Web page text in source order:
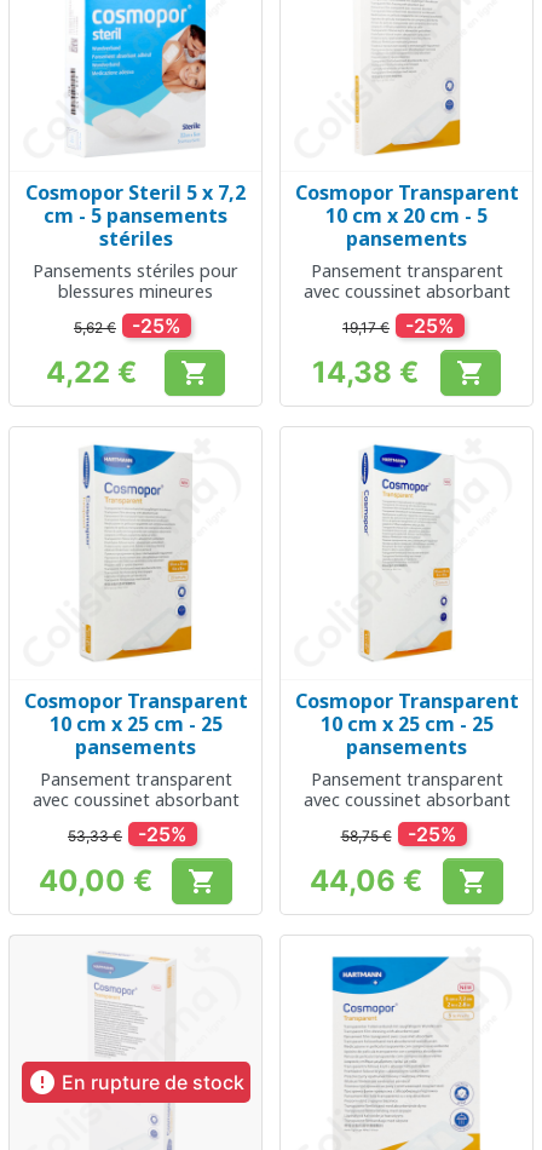
Cosmopor Steril 5 x 7,2
cm - 5 pansements
stériles
Pansements stériles pour
blessures mineures
5,62 € -25%
Prix
4,22 € 
Cosmopor Transparent
10 cm x 20 cm - 5
pansements
Pansement transparent
avec coussinet absorbant
19,17 € -25%
Prix
14,38 € 
Cosmopor Transparent
10 cm x 25 cm - 25
pansements
Pansement transparent
avec coussinet absorbant
53,33 € -25%
Prix
40,00 € 
Cosmopor Transparent
10 cm x 25 cm - 25
pansements
Pansement transparent
avec coussinet absorbant
58,75 € -25%
Prix
44,06 € 
 En rupture de stock